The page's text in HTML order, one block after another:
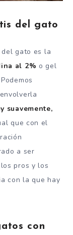
del gato
gato es la
al 2% o gel
suavemente,
que con el
a ser
pros y los
con la que hay
con